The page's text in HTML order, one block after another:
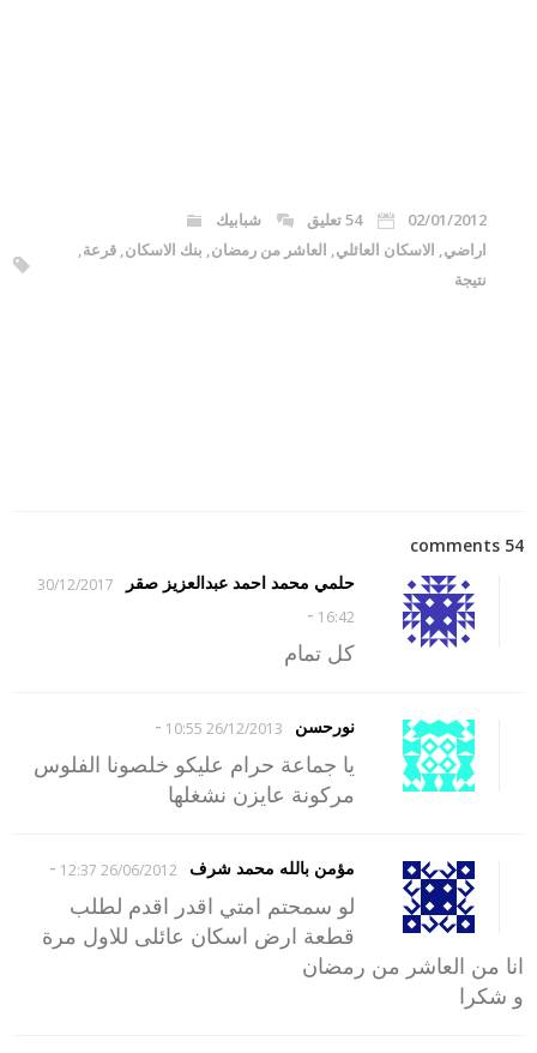
02/01/2012 54 تعليق
شبابيك
اراضي, الاسكان العائلي, العاشر من رمضان, بنك الاسكان,قرعة,
نتيجة
54 comments
حلمي محمد احمد عبدالعزيز صقر
30/12/2017
16:42
-
كل تمام
نورحسن 26/12/2013 10:55
-
يا جماعة حرام عليكو خلصونا الفلوس
مركونة عايزن نشغلها
مؤمن بالله محمد شرف 26/06/2012 12:37
-
لو سمحتم امتي اقدر اقدم لطلب
قطعة ارض اسكان عائلى للاول مرة
انا من العاشر من رمضان
و شكرا